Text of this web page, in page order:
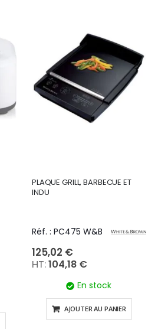
PLAQUE GRILL, BARBECUE ET
INDU
Réf. : PC475 W&B
125,02 €
104,18 €
En stock
AJOUTER AU PANIER